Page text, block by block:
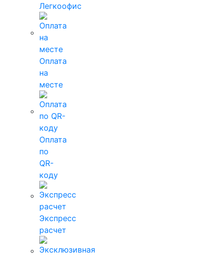
Легкоофис
Оплата
на
месте
Оплата
по
QR-
коду
Экспресс
расчет